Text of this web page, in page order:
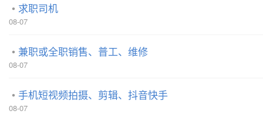
求职司机
08-07
兼职或全职销售、普工、维修
08-07
手机短视频拍摄、剪辑、抖音快手
08-07